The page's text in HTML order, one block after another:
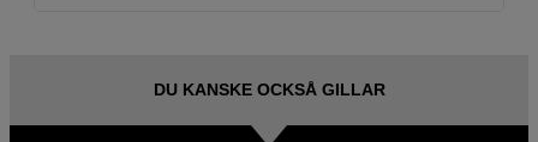
DU KANSKE OCKSÅ GILLAR